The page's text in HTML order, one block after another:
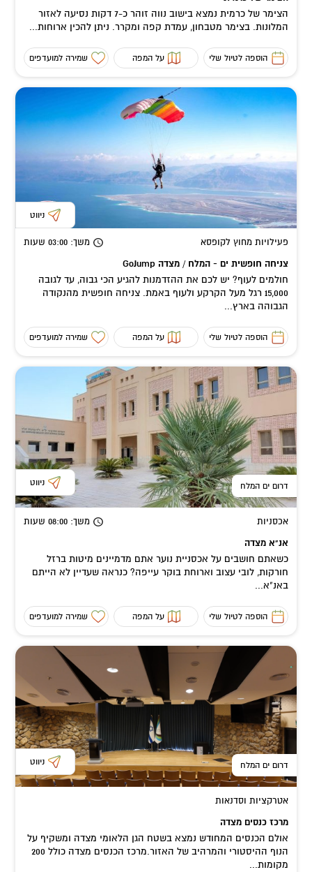
הצימר של כרמית נמצא בישוב נווה זוהר כ-7 דקות נסיעה לאזור
המלונות. בצימר מטבחון, עמדת קפה ומקרר. ניתן להכין ארוחות...
הוספה לטיול שלי על המפה שמירה למועדפים
ניווט
פעילויות מחוץ לקופסא משך: 03:00 שעות
צניחה חופשית ים - המלח / מצדה GoJump
חולמים לעוף? יש לכם את ההזדמנות להגיע הכי גבוה, עד לגובה
15,000 רגל מעל הקרקע ולעוף באמת. צניחה חופשית מהנקודה
הגבוהה בארץ...
הוספה לטיול שלי על המפה שמירה למועדפים
דרום ים המלח ניווט
אכסניות משך: 08:00 שעות
אנ"א מצדה
כשאתם חושבים על אכסניית נוער אתם מדמיינים מיטות ברזל
חורקות, לובי עצוב וארוחת בוקר עייפה? כנראה שעדיין לא הייתם
באנ"א...
הוספה לטיול שלי על המפה שמירה למועדפים
דרום ים המלח ניווט
אטרקציות וסדנאות
מרכז כנסים מצדה
אולם הכנסים המחודש נמצא בשטח הגן הלאומי מצדה ומשקיף על
הנוף ההיסטורי והמרהיב של האזור.מרכז הכנסים מצדה כולל 200
מקומות...